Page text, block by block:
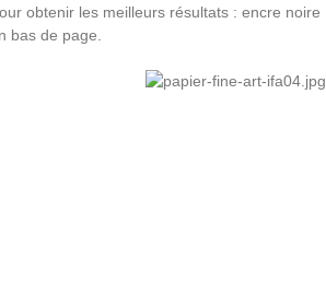
obtenir les meilleurs résultats : encre noire
bas de page.